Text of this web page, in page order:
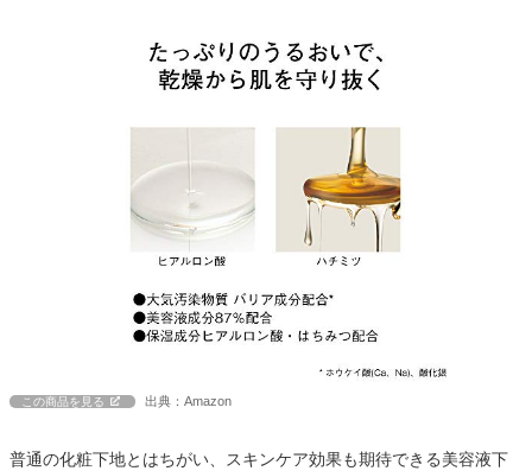
この商品を見る 出典：Amazon
普通の化粧下地とはちがい、スキンケア効果も期待できる美容液下